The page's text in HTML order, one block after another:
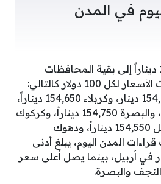
في المدن
وامتد التراجع بنحو 150 ديناراً إلى بقية المحافظات
100 دولار كالتالي:
سجلت السليمانية 154,600 دينار، وكربلاء 154,650 ديناراً،
والنجف 154,750 ديناراً، والبصرة 154,750 ديناراً، وكركوك
154,700 دينار، والموصل 154,550 ديناراً، ودهوك
قراءات المدن اليوم، يبلغ أدنى
154,400 دينار في أربيل، بينما يصل أعلى سعر